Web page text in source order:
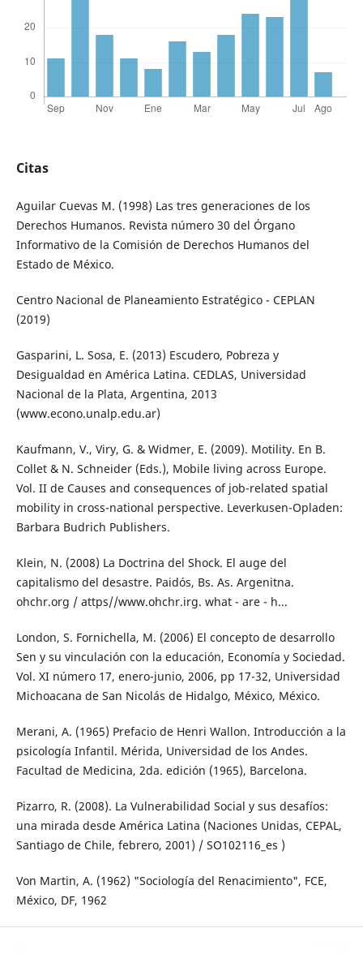
Citas
Aguilar Cuevas M. (1998) Las tres generaciones de los
Derechos Humanos. Revista número 30 del Órgano
Informativo de la Comisión de Derechos Humanos del
Estado de México.
Centro Nacional de Planeamiento Estratégico - CEPLAN
(2019)
Gasparini, L. Sosa, E. (2013) Escudero, Pobreza y
Desigualdad en América Latina. CEDLAS, Universidad
Nacional de la Plata, Argentina, 2013
(www.econo.unalp.edu.ar)
Kaufmann, V., Viry, G. & Widmer, E. (2009). Motility. En B.
Collet & N. Schneider (Eds.), Mobile living across Europe.
Vol. II de Causes and consequences of job-related spatial
mobility in cross-national perspective. Leverkusen-Opladen:
Barbara Budrich Publishers.
Klein, N. (2008) La Doctrina del Shock. El auge del
capitalismo del desastre. Paidós, Bs. As. Argenitna.
ohchr.org / attps//www.ohchr.irg. what - are - h...
London, S. Fornichella, M. (2006) El concepto de desarrollo
Sen y su vinculación con la educación, Economía y Sociedad.
Vol. XI número 17, enero-junio, 2006, pp 17-32, Universidad
Michoacana de San Nicolás de Hidalgo, México, México.
Merani, A. (1965) Prefacio de Henri Wallon. Introducción a la
psicología Infantil. Mérida, Universidad de los Andes.
Facultad de Medicina, 2da. edición (1965), Barcelona.
Pizarro, R. (2008). La Vulnerabilidad Social y sus desafíos:
una mirada desde América Latina (Naciones Unidas, CEPAL,
Santiago de Chile, febrero, 2001) / SO102116_es )
Von Martin, A. (1962) "Sociología del Renacimiento", FCE,
México, DF, 1962